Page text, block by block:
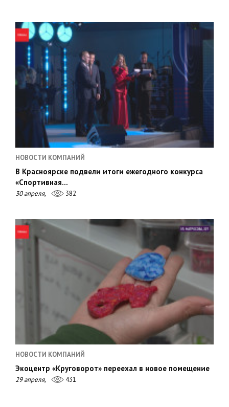
НОВОСТИ КОМПАНИЙ
В Красноярске подвели итоги ежегодного конкурса
«Спортивная…
30 апреля, 382
НОВОСТИ КОМПАНИЙ
Экоцентр «Круговорот» переехал в новое помещение
29 апреля, 431